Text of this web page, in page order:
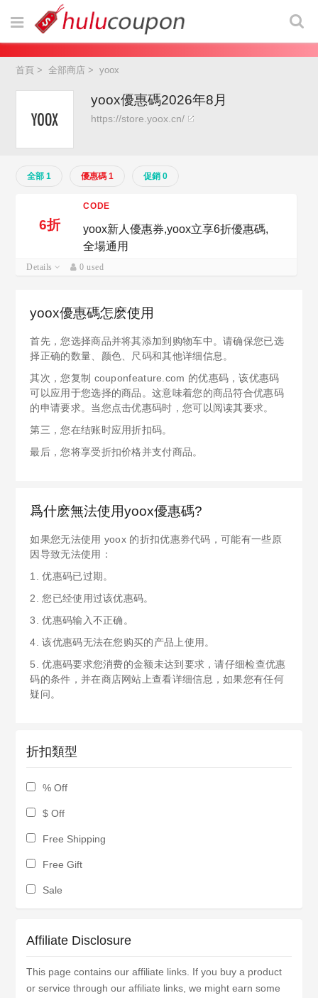
首頁 >全部商店 >yoox
yoox優惠碼2026年8月
https://store.yoox.cn/
全部 1 優惠碼 1 促銷 0
6折
CODE
yoox新人優惠券,yoox立享6折優惠碼,
全場通用
Details 0 used
yoox優惠碼怎麽使用
首先，您选择商品并将其添加到购物车中。请确保您已选
择正确的数量、颜色、尺码和其他详细信息。
其次，您复制 couponfeature.com 的优惠码，该优惠码
可以应用于您选择的商品。这意味着您的商品符合优惠码
的申请要求。当您点击优惠码时，您可以阅读其要求。
第三，您在结账时应用折扣码。
最后，您将享受折扣价格并支付商品。
爲什麽無法使用yoox優惠碼?
如果您无法使用 yoox 的折扣优惠券代码，可能有一些原
因导致无法使用：
1. 优惠码已过期。
2. 您已经使用过该优惠码。
3. 优惠码输入不正确。
4. 该优惠码无法在您购买的产品上使用。
5. 优惠码要求您消费的金额未达到要求，请仔细检查优惠
码的条件，并在商店网站上查看详细信息，如果您有任何
疑问。
折扣類型
% Off
$ Off
Free Shipping
Free Gift
Sale
Affiliate Disclosure
This page contains our affiliate links. If you buy a product
or service through our affiliate links, we might earn some